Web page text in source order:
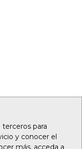
para
y conocer el
más, acceda a